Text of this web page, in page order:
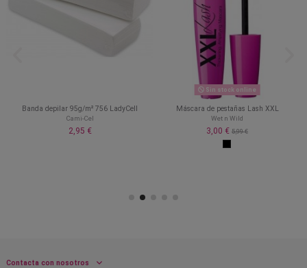
Banda depilar 95g/m² 756 LadyCell
Cami-Cel
2,95 €
Sin stock online
Máscara de pestañas Lash XXL
Wet n Wild
3,00 € 5,99 €
Contacta con nosotros